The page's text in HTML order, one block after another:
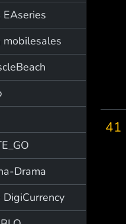
Drama
41